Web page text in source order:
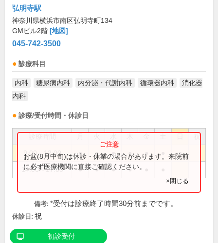
弘明寺駅
神奈川県横浜市南区弘明寺町134
GMビル2階 [地図]
045-742-3500
診療科目
内科 糖尿病内科 内分泌・代謝内科 循環器内科
消化器
内科
診療/受付時間・休診日
祝
9:00～12:00 ● ● ● ● ● ●
14:00～17:00 ● ● ● ●
お盆(8月中旬)は休診・休業の場合があります。来院前
に必ず医療機関に直接ご確認ください。
×閉じる
備考: *受付は診療終了時間30分前までです。
休診日: 祝
初診受付